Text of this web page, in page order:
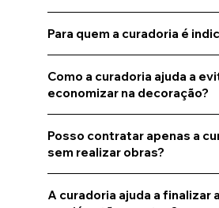
Para quem a curadoria é
Como a curadoria ajuda a
economizar na decoração?
Posso contratar apenas a
sem realizar obras?
A curadoria ajuda a finalizar